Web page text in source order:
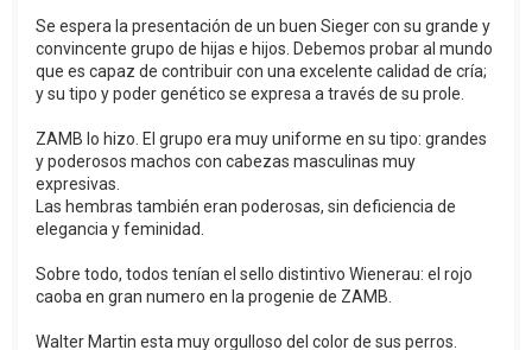
Se espera la presentación de un buen Sieger con su grande y
convincente grupo de hijas e hijos. Debemos probar al mundo
que es capaz de contribuir con una excelente calidad de cría;
y su tipo y poder genético se expresa a través de su prole.
ZAMB lo hizo. El grupo era muy uniforme en su tipo: grandes
y poderosos machos con cabezas masculinas muy
expresivas.
Las hembras también eran poderosas, sin deficiencia de
elegancia y feminidad.
Sobre todo, todos tenían el sello distintivo Wienerau: el rojo
caoba en gran numero en la progenie de ZAMB.
Walter Martin esta muy orgulloso del color de sus perros.